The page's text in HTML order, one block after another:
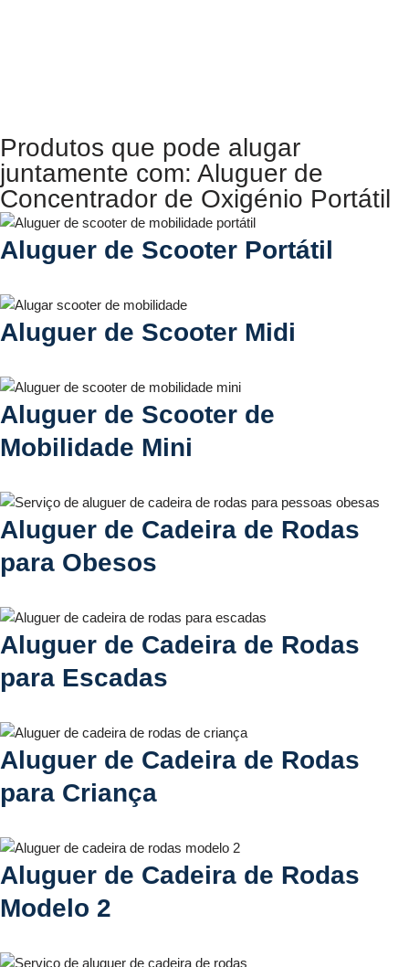
Produtos que pode alugar
juntamente com: Aluguer de
Concentrador de Oxigénio Portátil
Aluguer de Scooter Portátil
Aluguer de Scooter Midi
Aluguer de Scooter de
Mobilidade Mini
Aluguer de Cadeira de Rodas
para Obesos
Aluguer de Cadeira de Rodas
para Escadas
Aluguer de Cadeira de Rodas
para Criança
Aluguer de Cadeira de Rodas
Modelo 2